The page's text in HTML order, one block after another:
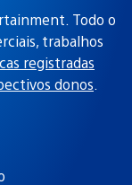
Todo o
trabalhos
registradas
donos.